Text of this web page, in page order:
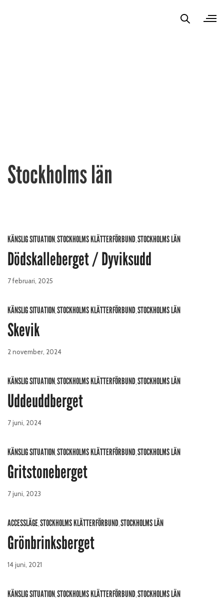
Stockholms län
KÄNSLIG SITUATION,STOCKHOLMS KLÄTTERFÖRBUND,STOCKHOLMS LÄN
Dödskalleberget / Dyviksudd
7 februari, 2025
KÄNSLIG SITUATION,STOCKHOLMS KLÄTTERFÖRBUND,STOCKHOLMS LÄN
Skevik
2 november, 2024
KÄNSLIG SITUATION,STOCKHOLMS KLÄTTERFÖRBUND,STOCKHOLMS LÄN
Uddeuddberget
7 juni, 2024
KÄNSLIG SITUATION,STOCKHOLMS KLÄTTERFÖRBUND,STOCKHOLMS LÄN
Gritstoneberget
7 juni, 2023
ACCESSLÄGE,STOCKHOLMS KLÄTTERFÖRBUND,STOCKHOLMS LÄN
Grönbrinksberget
14 juni, 2021
KÄNSLIG SITUATION,STOCKHOLMS KLÄTTERFÖRBUND,STOCKHOLMS LÄN